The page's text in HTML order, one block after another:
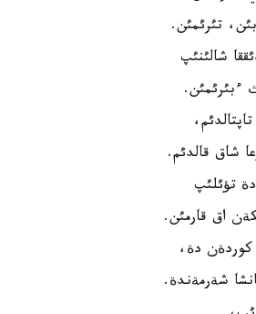
تئرئمئن.
شالئنئپ
ءبئرئمئن.
شاق قالدئم.
تؤئلئپ
اق قارمئن.
كوردةن دة،
شةرمةندة.